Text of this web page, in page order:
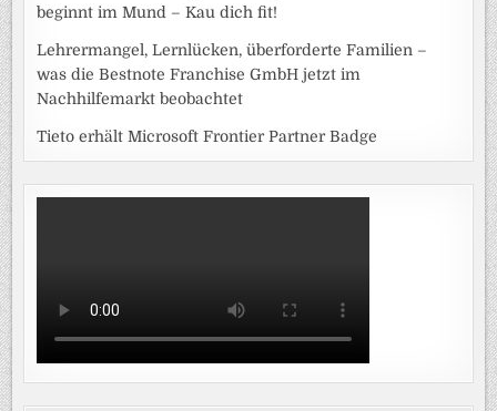
beginnt im Mund – Kau dich fit!
Lehrermangel, Lernlücken, überforderte Familien –
was die Bestnote Franchise GmbH jetzt im
Nachhilfemarkt beobachtet
Tieto erhält Microsoft Frontier Partner Badge